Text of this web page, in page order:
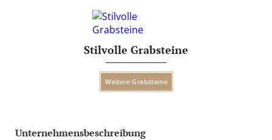
Stilvolle Grabsteine
Weitere Grabsteine
Unternehmensbeschreibung